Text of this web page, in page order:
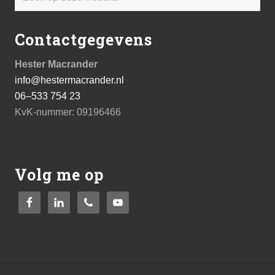
website
Contactgegevens
Hester Macrander
info@hestermacrander.nl
06–533 754 23
KvK-nummer: 09196466
Volg me op